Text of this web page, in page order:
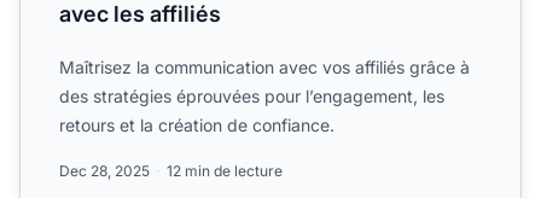
avec les affiliés
Maîtrisez la communication avec vos affiliés grâce à
des stratégies éprouvées pour l’engagement, les
retours et la création de confiance.
Dec 28, 2025 12 min de lecture